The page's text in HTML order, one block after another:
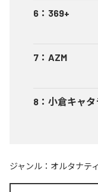
6 ： 369+
7 ： AZM
8 ： 小倉キャ
ジャンル： オルタナテ